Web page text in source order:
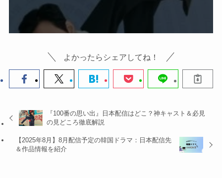
よかったらシェアしてね！
『100番の思い出』日本配信はどこ？神キャスト＆必見
の見どころ徹底解説
【2025年8月】8月配信予定の韓国ドラマ：日本配信先
＆作品情報を紹介